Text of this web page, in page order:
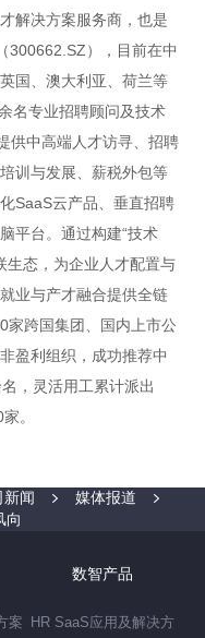
解决方案服务商，也是
300662.SZ），目前在中
国、澳大利亚、荷兰等
名专业招聘顾问及技术
供中高端人才访寻、招聘
训与发展、薪税外包等
SaaS云产品、垂直招聘
平台。通过构建“技术
生态，为企业人才配置与
业与产才融合提供全链
家跨国集团、国内上市公
盈利组织，成功推荐中
，灵活用工累计派出
。
新闻
媒体报道
向
案
数智产品
HR SaaS应用及解决方